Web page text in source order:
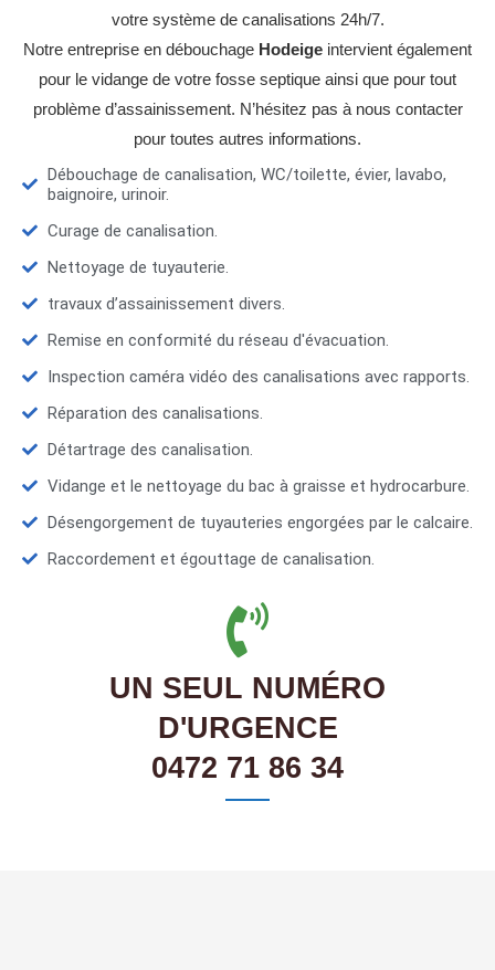
votre système de canalisations 24h/7.
Notre entreprise en débouchage Hodeige intervient également
pour le vidange de votre fosse septique ainsi que pour tout
problème d’assainissement. N’hésitez pas à nous contacter
pour toutes autres informations.
Débouchage de canalisation, WC/toilette, évier, lavabo,
baignoire, urinoir.
Curage de canalisation.
Nettoyage de tuyauterie.
travaux d’assainissement divers.
Remise en conformité du réseau d'évacuation.
Inspection caméra vidéo des canalisations avec rapports.
Réparation des canalisations.
Détartrage des canalisation.
Vidange et le nettoyage du bac à graisse et hydrocarbure.
Désengorgement de tuyauteries engorgées par le calcaire.
Raccordement et égouttage de canalisation.
UN SEUL NUMÉRO
D'URGENCE
0472 71 86 34